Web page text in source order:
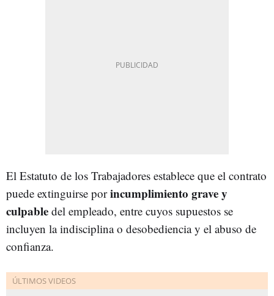
El Estatuto de los Trabajadores establece que el contrato
puede extinguirse porincumplimiento grave y
culpable del empleado, entre cuyos supuestos se
incluyen la indisciplina o desobediencia y el abuso de
confianza.